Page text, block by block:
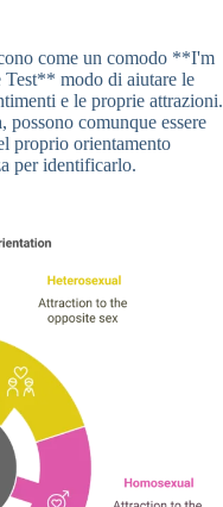
come un comodo **I'm
Test** modo di aiutare le
e le proprie attrazioni.
possono comunque essere
proprio orientamento
per identificarlo.